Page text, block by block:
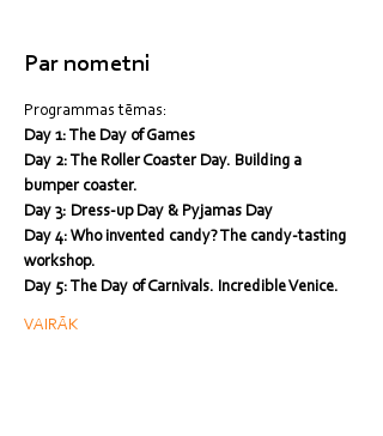
Par nometni
Programmas tēmas:
Day 1: The Day of Games
Day 2: The Roller Coaster Day. Building a
bumper coaster.
Day 3: Dress-up Day & Pyjamas Day
Day 4: Who invented candy? The candy-tasting
workshop.
Day 5: The Day of Carnivals. Incredible Venice.
VAIRĀK